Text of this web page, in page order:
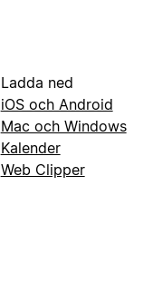
Ladda ned
iOS och Android
Mac och Windows
Kalender
Web Clipper